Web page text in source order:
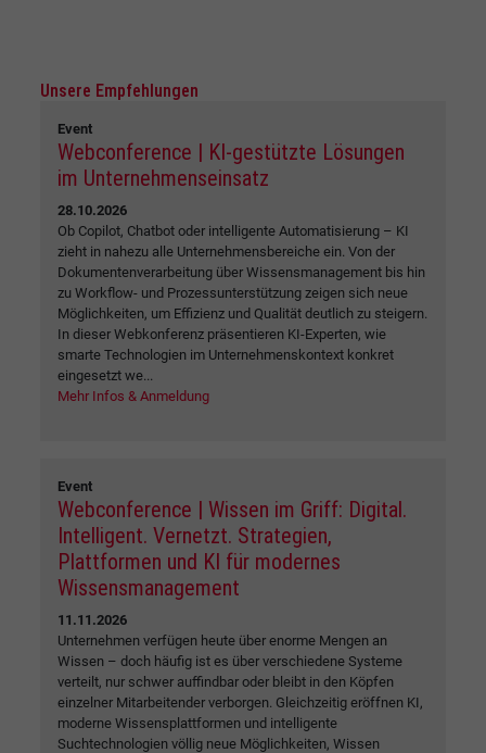
Unsere Empfehlungen
Event
Webconference | KI-gestützte Lösungen
im Unternehmenseinsatz
28.10.2026
Ob Copilot, Chatbot oder intelligente Automatisierung – KI
zieht in nahezu alle Unternehmensbereiche ein. Von der
Dokumentenverarbeitung über Wissensmanagement bis hin
zu Workflow- und Prozessunterstützung zeigen sich neue
Möglichkeiten, um Effizienz und Qualität deutlich zu steigern.
In dieser Webkonferenz präsentieren KI-Experten, wie
smarte Technologien im Unternehmenskontext konkret
eingesetzt we...
Mehr Infos & Anmeldung
Event
Webconference | Wissen im Griff: Digital.
Intelligent. Vernetzt. Strategien,
Plattformen und KI für modernes
Wissensmanagement
11.11.2026
Unternehmen verfügen heute über enorme Mengen an
Wissen – doch häufig ist es über verschiedene Systeme
verteilt, nur schwer auffindbar oder bleibt in den Köpfen
einzelner Mitarbeitender verborgen. Gleichzeitig eröffnen KI,
moderne Wissensplattformen und intelligente
Suchtechnologien völlig neue Möglichkeiten, Wissen